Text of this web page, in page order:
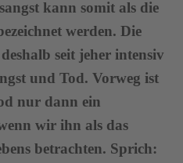
kann somit als die
werden. Die
seit jeher intensiv
und Tod. Vorweg ist
nur dann ein
wir ihn als das
betrachten. Sprich: